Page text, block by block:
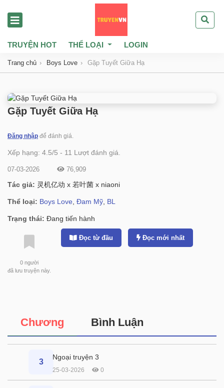
TRUYỆN HOT THỂ LOẠI LOGIN
Trang chủ Boys Love Gặp Tuyết Giữa Hạ
Gặp Tuyết Giữa Hạ
Đăng nhập để đánh giá.
Xếp hạng: 4.5/5 - 11 Lượt đánh giá.
07-03-2026 76,909
Tác giả: 灵机亿动 x 若叶菌 x niaoni
Thể loại: Boys Love Đam Mỹ BL
Trạng thái: Đang tiến hành
0 người
đã lưu truyện này.
Đọc từ đầu Đọc mới nhất
Chương Bình Luận
3
Ngoại truyện 3
25-03-2026 0